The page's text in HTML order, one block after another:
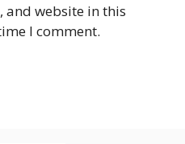
and website in this
I comment.